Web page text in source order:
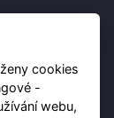
cookies
-
webu,